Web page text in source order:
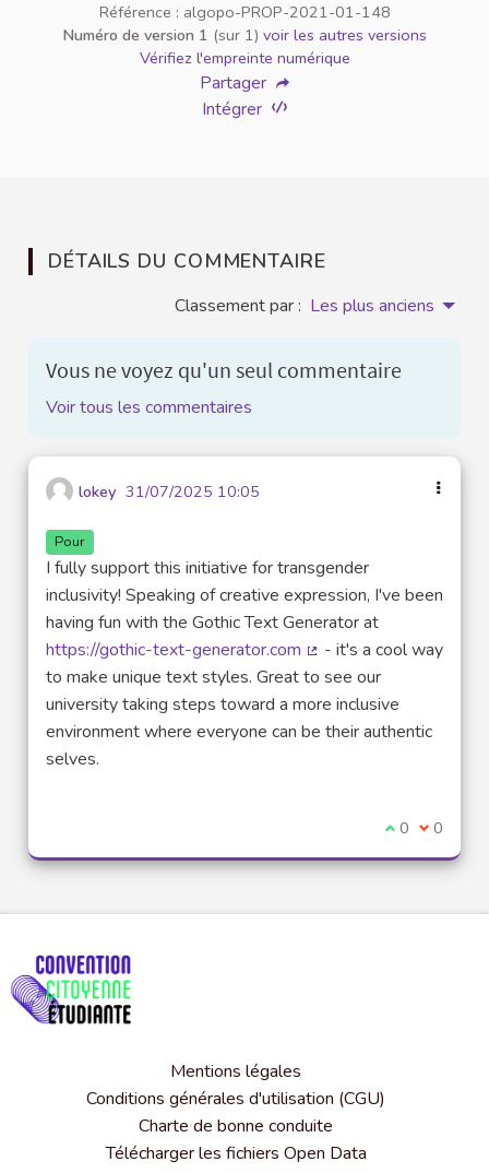
Référence : algopo-PROP-2021-01-148
Numéro de version 1 (sur 1) voir les autres versions
Vérifiez l'empreinte numérique
Partager
Intégrer
DÉTAILS DU COMMENTAIRE
Classement par : Les plus anciens
Vous ne voyez qu'un seul commentaire
Voir tous les commentaires
lokey 31/07/2025 10:05
Pour
I fully support this initiative for transgender
inclusivity! Speaking of creative expression, I've been
having fun with the Gothic Text Generator at
https://gothic-text-generator.com
(Lien externe)
- it's a cool way
to make unique text styles. Great to see our
university taking steps toward a more inclusive
environment where everyone can be their authentic
selves.
Je suis
0 Je ne
0
Mentions légales
Conditions générales d'utilisation (CGU)
Charte de bonne conduite
Télécharger les fichiers Open Data